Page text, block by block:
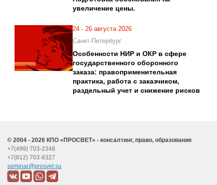
увеличение цены.
24 - 26 августа 2026
Санкт-Петербург
Особенности НИР и ОКР в сфере
государственного оборонного
заказа: правоприменительная
практика, работа с заказчиком,
раздельный учет и снижение рисков
© 2004 - 2026 КПО «ПРОСВЕТ» - консалтинг, право, образование
+7(499) 703-2348
+7(812) 703-8327
seminar@prosvet.su